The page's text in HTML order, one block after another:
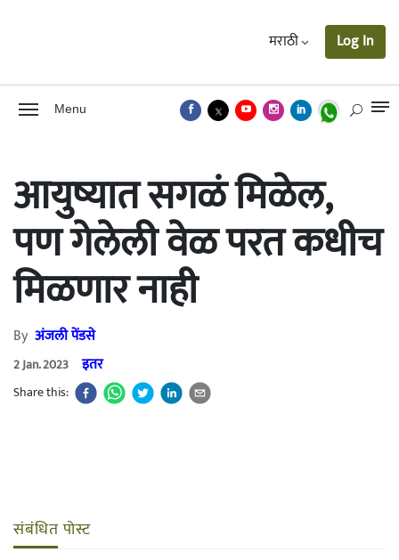
मराठी Log In
Menu
आयुष्यात सगळं मिळेल,
पण गेलेली वेळ परत कधीच
मिळणार नाही
By अंजली पेंडसे
2 Jan. 2023 इतर
Share this:
संबंधित पोस्ट